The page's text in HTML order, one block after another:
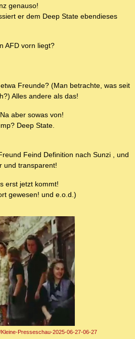
genauso!
er dem Deep State ebendieses
AFD vorn liegt?
Freunde? (Man betrachte, was seit
Alles andere als das!
aber sowas von!
Deep State.
Feind Definition nach Sunzi , und
und transparent!
erst jetzt kommt!
gewesen! und e.o.d.)
Kleine-Presseschau-2025-06-27-06-27